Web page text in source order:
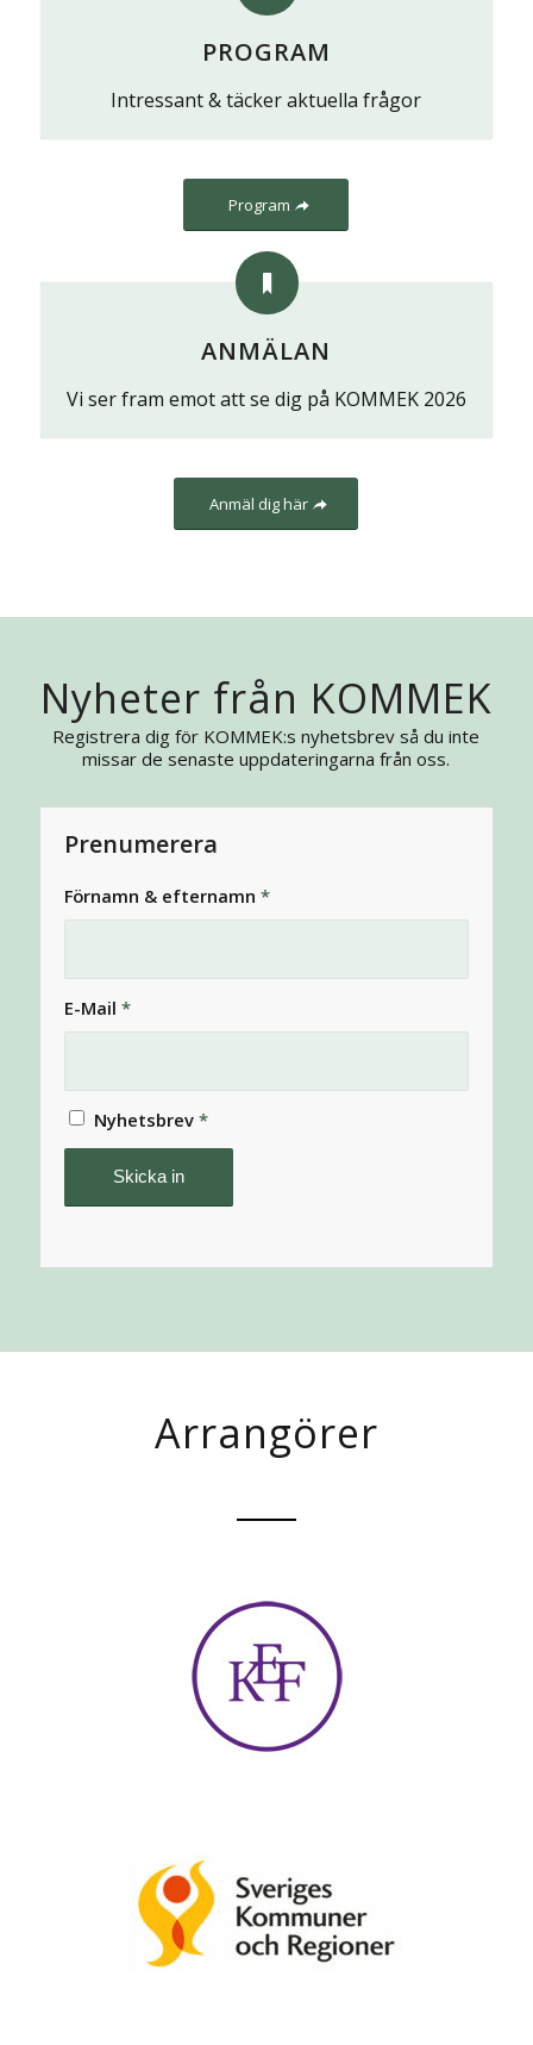
PROGRAM
Intressant & täcker aktuella frågor
Program
ANMÄLAN
Vi ser fram emot att se dig på KOMMEK 2026
Anmäl dig här
Nyheter från KOMMEK
Registrera dig för KOMMEK:s nyhetsbrev så du inte
missar de senaste uppdateringarna från oss.
Prenumerera
Förnamn & efternamn *
E-Mail *
Nyhetsbrev *
Arrangörer